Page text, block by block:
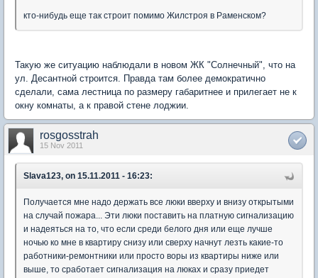
кто-нибудь еще так строит помимо Жилстроя в Раменском?
Такую же ситуацию наблюдали в новом ЖК "Солнечный", что на
ул. Десантной строится. Правда там более демократично
сделали, сама лестница по размеру габаритнее и прилегает не к
окну комнаты, а к правой стене лоджии.
rosgosstrah
15 Nov 2011
Slava123, on 15.11.2011 - 16:23:
Получается мне надо держать все люки вверху и внизу открытыми
на случай пожара... Эти люки поставить на платную сигнализацию
и надеяться на то, что если среди белого дня или еще лучше
ночью ко мне в квартиру снизу или сверху начнут лезть какие-то
работники-ремонтники или просто воры из квартиры ниже или
выше, то сработает сигнализация на люках и сразу приедет